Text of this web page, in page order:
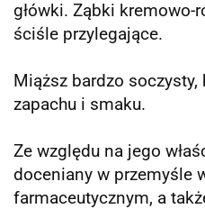
główki. Ząbki kremowo-
ściśle przylegające.
Miąższ bardzo soczysty,
zapachu i smaku.
Ze względu na jego
doceniany w przemyśle
farmaceutycznym, a